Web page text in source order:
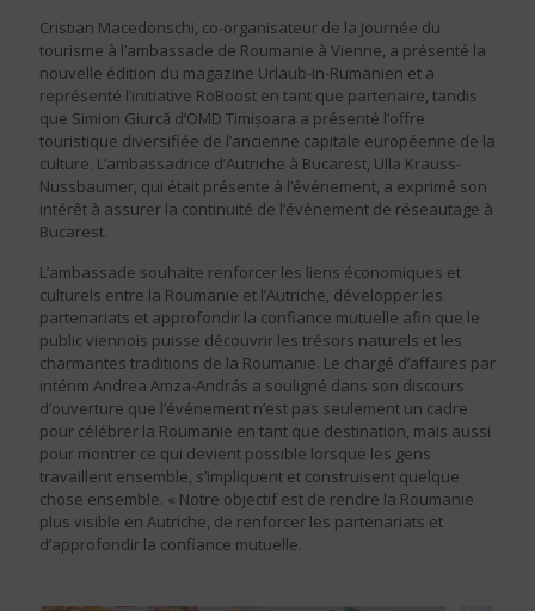
Cristian Macedonschi, co-organisateur de la Journée du
tourisme à l’ambassade de Roumanie à Vienne, a présenté la
nouvelle édition du magazine Urlaub-in-Rumänien et a
représenté l’initiative RoBoost en tant que partenaire, tandis
que Simion Giurcă d’OMD Timișoara a présenté l’offre
touristique diversifiée de l’ancienne capitale européenne de la
culture. L’ambassadrice d’Autriche à Bucarest, Ulla Krauss-
Nussbaumer, qui était présente à l’événement, a exprimé son
intérêt à assurer la continuité de l’événement de réseautage à
Bucarest.
L’ambassade souhaite renforcer les liens économiques et
culturels entre la Roumanie et l’Autriche, développer les
partenariats et approfondir la confiance mutuelle afin que le
public viennois puisse découvrir les trésors naturels et les
charmantes traditions de la Roumanie. Le chargé d’affaires par
intérim Andrea Amza-András a souligné dans son discours
d’ouverture que l’événement n’est pas seulement un cadre
pour célébrer la Roumanie en tant que destination, mais aussi
pour montrer ce qui devient possible lorsque les gens
travaillent ensemble, s’impliquent et construisent quelque
chose ensemble. « Notre objectif est de rendre la Roumanie
plus visible en Autriche, de renforcer les partenariats et
d’approfondir la confiance mutuelle.